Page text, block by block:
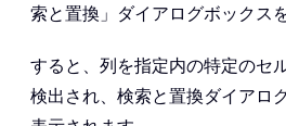
索と置換」ダイアログボックス
すると、列を指定内の特定のセ
検出され、検索と置換ダイアロ